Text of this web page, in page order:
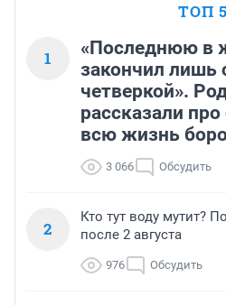
ТОП 5
1
«Последнюю в
закончил лишь
четверкой».
рассказали
всю жизнь
3 066 Обсудить
2
Кто тут воду мутит?
после 2 августа
976 Обсудить